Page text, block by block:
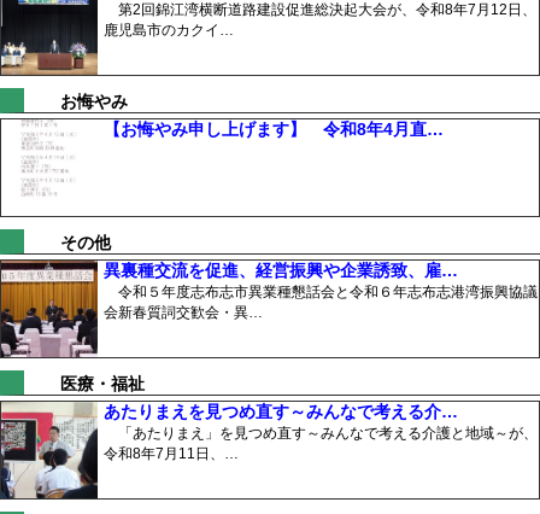
第2回錦江湾横断道路建設促進総決起大会が、令和8年7月12日、
鹿児島市のカクイ…
お悔やみ
【お悔やみ申し上げます】 令和8年4月直…
その他
異裏種交流を促進、経営振興や企業誘致、雇…
令和５年度志布志市異業種懇話会と令和６年志布志港湾振興協議
会新春質詞交歓会・異…
医療・福祉
あたりまえを見つめ直す～みんなで考える介…
「あたりまえ」を見つめ直す～みんなで考える介護と地域～が、
令和8年7月11日、…